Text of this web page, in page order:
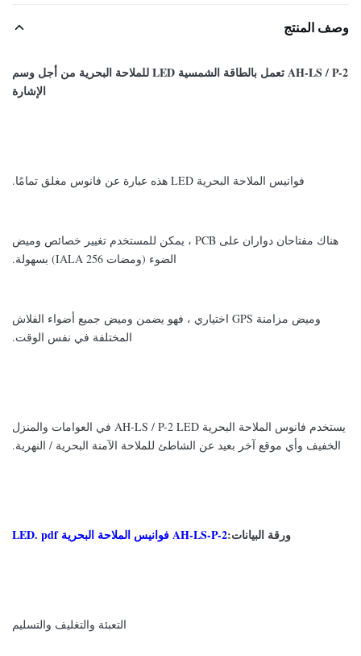
وصف المنتج
AH-LS / P-2 تعمل بالطاقة الشمسية LED للملاحة البحرية من أجل وسم
الإشارة
فوانيس الملاحة البحرية LED هذه عبارة عن فانوس مغلق تمامًا.
هناك مفتاحان دواران على PCB ، يمكن للمستخدم تغيير خصائص وميض
الضوء (ومضات IALA 256) بسهولة.
وميض مزامنة GPS اختياري ، فهو يضمن وميض جميع أضواء الفلاش
المختلفة في نفس الوقت.
يستخدم فانوس الملاحة البحرية AH-LS / P-2 LED في العوامات والمنزل
الخفيف وأي موقع آخر بعيد عن الشاطئ للملاحة الآمنة البحرية / النهرية.
ورقة البيانات:AH-LS-P-2 فوانيس الملاحة البحرية LED. pdf
التعبئة والتغليف والتسليم